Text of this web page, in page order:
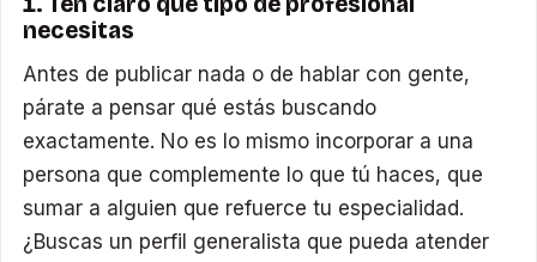
necesitas
Antes de publicar nada o de hablar con gente,
párate a pensar qué estás buscando
exactamente. No es lo mismo incorporar a una
persona que complemente lo que tú haces, que
sumar a alguien que refuerce tu especialidad.
¿Buscas un perfil generalista que pueda atender